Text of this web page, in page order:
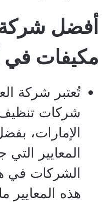
أفضل
مكيفات في
تُعتبر شركة
شركات
الإمارات،
المعايير التي
الشركات في
هذه المعايير